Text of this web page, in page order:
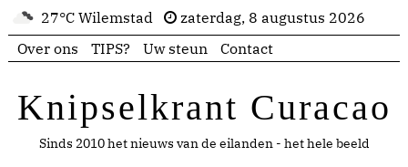
27°C Wilemstad
zaterdag, 8 augustus 2026
Over ons
TIPS? Uw steun Contact
Knipselkrant Curacao
Sinds 2010 het nieuws van de eilanden - het hele beeld